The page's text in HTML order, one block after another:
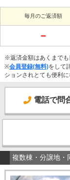
毎月のご返済額
－
※返済金額はあくまでも
※会員登録(無料)をして
ションされとても便利に
電話で問
複数棟・分譲地・